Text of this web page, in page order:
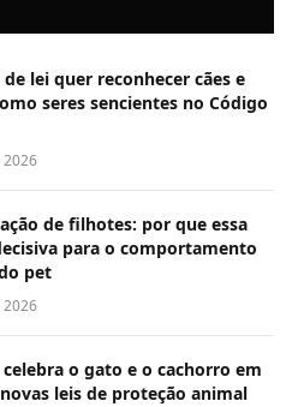
lei quer reconhecer cães e
seres sencientes no Código
2026
de filhotes: por que essa
para o comportamento
pet
2026
o gato e o cachorro em
leis de proteção animal